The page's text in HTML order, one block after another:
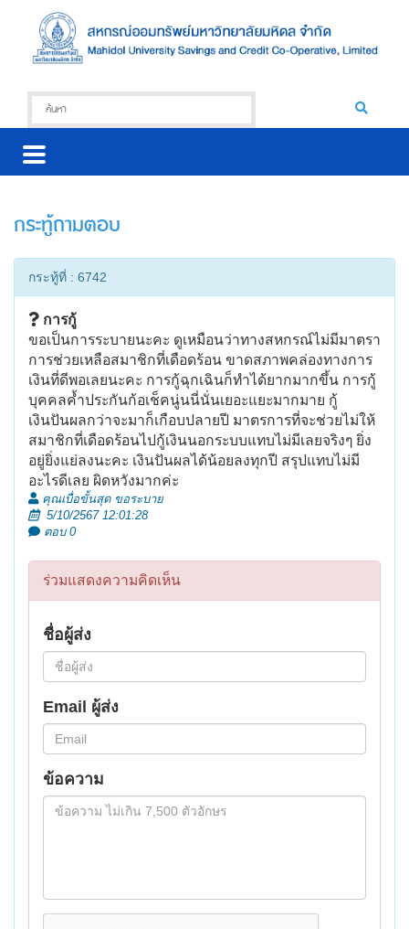
กระทู้ถามตอบ
กระทู้ที่ : 6742
การกู้
ขอเป็นการระบายนะคะ ดูเหมือนว่าทางสหกรณ์ไม่มีมาตรา
การช่วยเหลือสมาชิกที่เดือดร้อน ขาดสภาพคล่องทางการ
เงินที่ดีพอเลยนะคะ การกู้ฉุกเฉินก็ทำได้ยากมากขึ้น การกู้
บุคคลค้ำประกันก้อเช็คนู่นนี่นั่นเยอะแยะมากมาย กู้
เงินปันผลกว่าจะมาก็เกือบปลายปี มาตรการที่จะช่วยไม่ให้
สมาชิกที่เดือดร้อนไปกู้เงินนอกระบบแทบไม่มีเลยจริงๆ ยิ่ง
อยู่ยิ่งแย่ลงนะคะ เงินปันผลได้น้อยลงทุกปี สรุปแทบไม่มี
อะไรดีเลย ผิดหวังมากค่ะ
คุณเบื่อขั้นสุด ขอระบาย
5/10/2567 12:01:28
ตอบ 0
ร่วมแสดงความคิดเห็น
ชื่อผู้ส่ง
Email ผู้ส่ง
ข้อความ